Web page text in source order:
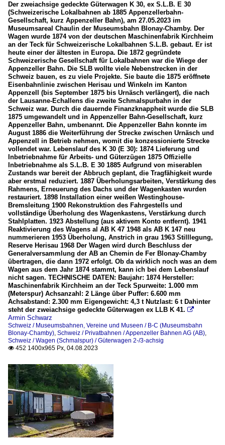
Der zweiachsige gedeckte Güterwagen K 30, ex S.L.B. E 30
(Schweizerische Lokalbahnen ab 1885 Appenzellerbahn-
Gesellschaft, kurz Appenzeller Bahn), am 27.05.2023 im
Museumsareal Chaulin der Museumsbahn Blonay-Chamby. Der
Wagen wurde 1874 von der deutschen Maschinenfabrik Kirchheim
an der Teck für Schweizerische Lokalbahnen S.L.B. gebaut. Er ist
heute einer der ältesten in Europa. Die 1872 gegründete
Schweizerische Gesellschaft für Lokalbahnen war die Wiege der
Appenzeller Bahn. Die SLB wollte viele Nebenstrecken in der
Schweiz bauen, es zu viele Projekte. Sie baute die 1875 eröffnete
Eisenbahnlinie zwischen Herisau und Winkeln im Kanton
Appenzell (bis September 1875 bis Urnäsch verlängert), die nach
der Lausanne-Echallens die zweite Schmalspurbahn in der
Schweiz war. Durch die dauernde Finanzknappheit wurde die SLB
1875 umgewandelt und in Appenzeller Bahn-Gesellschaft, kurz
Appenzeller Bahn, umbenannt. Die Appenzeller Bahn konnte im
August 1886 die Weiterführung der Strecke zwischen Urnäsch und
Appenzell in Betrieb nehmen, womit die konzessionierte Strecke
vollendet war. Lebenslauf des K 30 (E 30): 1874 Lieferung und
Inbetriebnahme für Arbeits- und Güterzügen 1875 Offizielle
Inbetriebnahme als S.L.B. E 30 1885 Aufgrund von miserablen
Zustands war bereit der Abbruch geplant, die Tragfähigkeit wurde
aber erstmal reduziert. 1887 Überholungsarbeiten, Verstärkung des
Rahmens, Erneuerung des Dachs und der Wagenkasten wurden
restauriert. 1898 Installation einer weißen Westinghouse-
Bremsleitung 1900 Rekonstruktion des Fahrgestells und
vollständige Überholung des Wagenkastens, Verstärkung durch
Stahlplatten. 1923 Abstellung (aus aktivem Konto entfernt). 1941
Reaktivierung des Wagens al AB K 47 1948 als AB K 147 neu
nummerieren 1953 Überholung, Anstrich in grau 1963 Stilllegung,
Reserve Herisau 1968 Der Wagen wird durch Beschluss der
Generalversammlung der AB an Chemin de Fer Blonay-Chamby
übertragen, die dann 1972 erfolgt. Ob da wirklich noch was an dem
Wagen aus dem Jahr 1874 stammt, kann ich bei dem Lebenslauf
nicht sagen. TECHNISCHE DATEN: Baujahr: 1874 Hersteller:
Maschinenfabrik Kirchheim an der Teck Spurweite: 1.000 mm
(Meterspur) Achsanzahl: 2 Länge über Puffer: 6.600 mm
Achsabstand: 2.300 mm Eigengewicht: 4,3 t Nutzlast: 6 t Dahinter
steht der zweiachsige gedeckte Güterwagen ex LLB K 41. 
Armin Schwarz
Schweiz / Museumsbahnen, Vereine und Museen / B-C (Museumsbahn
Blonay-Chamby), Schweiz / Privatbahnen / Appenzeller Bahnen AG (AB),
Schweiz / Wagen (Schmalspur) / Güterwagen 2-/3-achsig
 452 1400x965 Px, 04.08.2023